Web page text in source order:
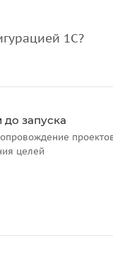
1С?
до запуска
целей